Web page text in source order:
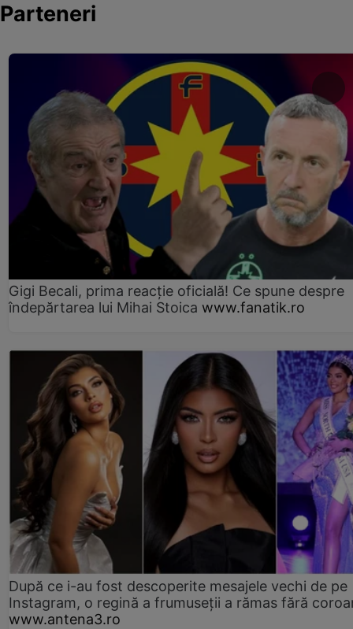
Parteneri
Gigi Becali, prima reacție oficială! Ce spune despre
îndepărtarea lui Mihai Stoica www.fanatik.ro
După ce i-au fost descoperite mesajele vechi de pe
Instagram, o regină a frumuseții a rămas fără
www.antena3.ro